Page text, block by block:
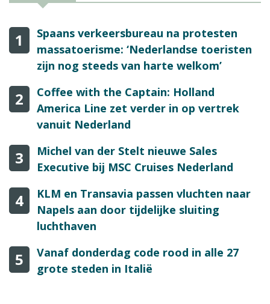
1
Spaans verkeersbureau na protesten
massatoerisme: ‘Nederlandse toeristen
zijn nog steeds van harte welkom’
2
Coffee with the Captain: Holland
America Line zet verder in op vertrek
vanuit Nederland
3
Michel van der Stelt nieuwe Sales
Executive bij MSC Cruises Nederland
4
KLM en Transavia passen vluchten naar
Napels aan door tijdelijke sluiting
luchthaven
5
Vanaf donderdag code rood in alle 27
grote steden in Italië